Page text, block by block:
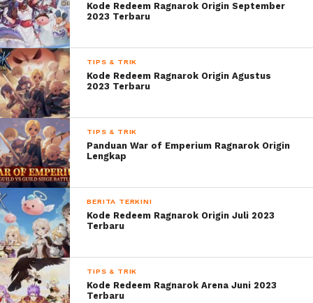
Kode Redeem Ragnarok Origin September
2023 Terbaru
TIPS & TRIK
Kode Redeem Ragnarok Origin Agustus
2023 Terbaru
TIPS & TRIK
Panduan War of Emperium Ragnarok Origin
Lengkap
BERITA TERKINI
Kode Redeem Ragnarok Origin Juli 2023
Terbaru
TIPS & TRIK
Kode Redeem Ragnarok Arena Juni 2023
Terbaru